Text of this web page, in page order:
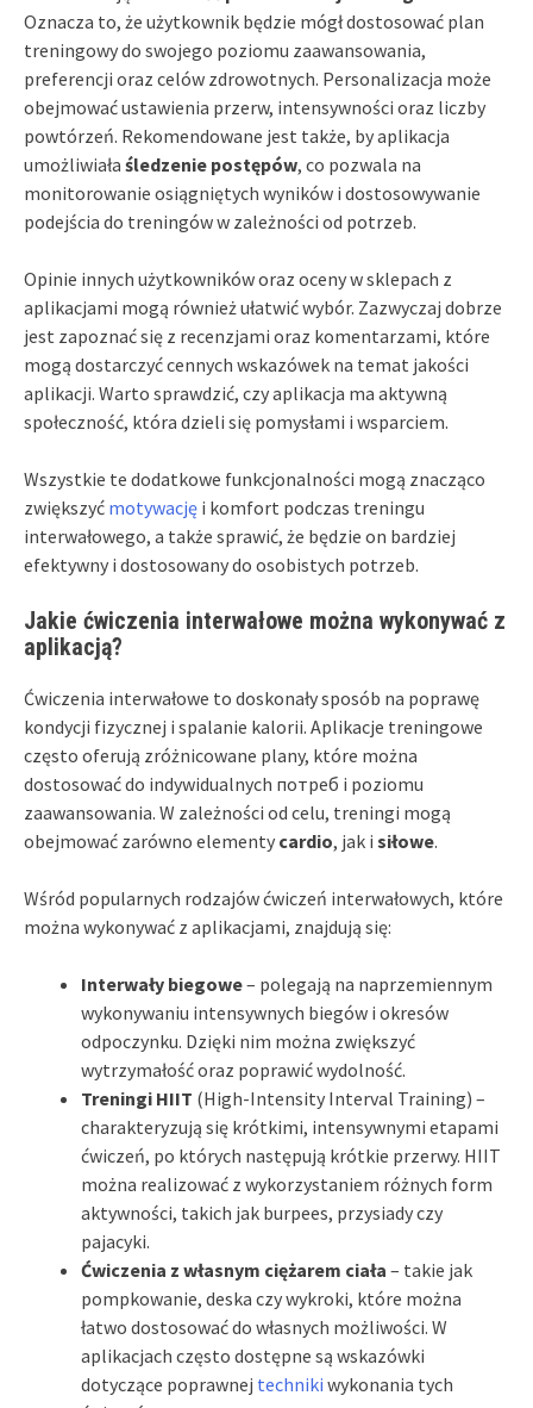
Oznacza to, że użytkownik będzie mógł dostosować plan
treningowy do swojego poziomu zaawansowania,
preferencji oraz celów zdrowotnych. Personalizacja może
obejmować ustawienia przerw, intensywności oraz liczby
powtórzeń. Rekomendowane jest także, by aplikacja
umożliwiała śledzenie postępów, co pozwala na
monitorowanie osiągniętych wyników i dostosowywanie
podejścia do treningów w zależności od potrzeb.
Opinie innych użytkowników oraz oceny w sklepach z
aplikacjami mogą również ułatwić wybór. Zazwyczaj dobrze
jest zapoznać się z recenzjami oraz komentarzami, które
mogą dostarczyć cennych wskazówek na temat jakości
aplikacji. Warto sprawdzić, czy aplikacja ma aktywną
społeczność, która dzieli się pomysłami i wsparciem.
Wszystkie te dodatkowe funkcjonalności mogą znacząco
zwiększyć motywację i komfort podczas treningu
interwałowego, a także sprawić, że będzie on bardziej
efektywny i dostosowany do osobistych potrzeb.
Jakie ćwiczenia interwałowe można wykonywać z
aplikacją?
Ćwiczenia interwałowe to doskonały sposób na poprawę
kondycji fizycznej i spalanie kalorii. Aplikacje treningowe
często oferują zróżnicowane plany, które można
dostosować do indywidualnych потреб i poziomu
zaawansowania. W zależności od celu, treningi mogą
obejmować zarówno elementy cardio, jak i siłowe.
Wśród popularnych rodzajów ćwiczeń interwałowych, które
można wykonywać z aplikacjami, znajdują się:
Interwały biegowe– polegają na naprzemiennym
wykonywaniu intensywnych biegów i okresów
odpoczynku. Dzięki nim można zwiększyć
wytrzymałość oraz poprawić wydolność.
Treningi HIIT (High-Intensity Interval Training) –
charakteryzują się krótkimi, intensywnymi etapami
ćwiczeń, po których następują krótkie przerwy. HIIT
można realizować z wykorzystaniem różnych form
aktywności, takich jak burpees, przysiady czy
pajacyki.
Ćwiczenia z własnym ciężarem ciała – takie jak
pompkowanie, deska czy wykroki, które można
łatwo dostosować do własnych możliwości. W
aplikacjach często dostępne są wskazówki
dotyczące poprawnej techniki wykonania tych